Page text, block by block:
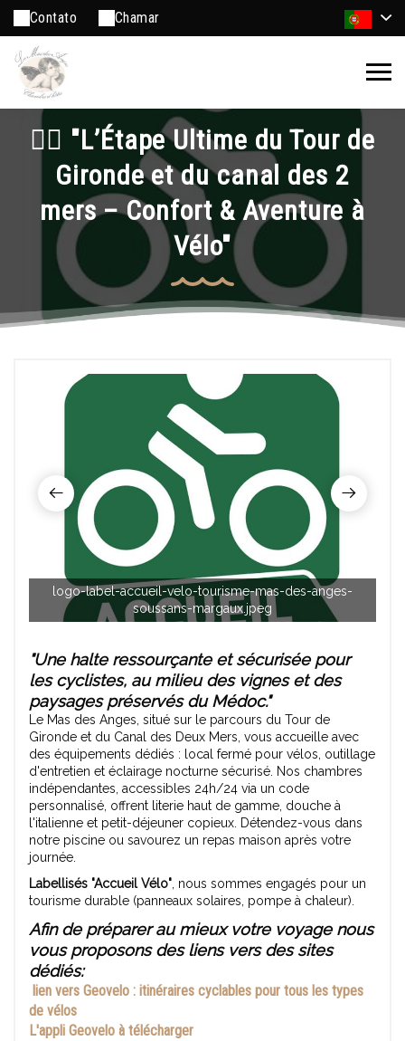
Contato Chamar
🚴‍♂️ "L’Étape Ultime du Tour de
Gironde et du canal des 2
mers – Confort & Aventure à
Vélo"
logo-label-accueil-velo-tourisme-mas-des-anges-
soussans-margaux.jpeg
"Une halte ressourçante et sécurisée pour
les cyclistes, au milieu des vignes et des
paysages préservés du Médoc."
Le Mas des Anges, situé sur le parcours du Tour de
Gironde et du Canal des Deux Mers, vous accueille avec
des équipements dédiés : local fermé pour vélos, outillage
d'entretien et éclairage nocturne sécurisé. Nos chambres
indépendantes, accessibles 24h/24 via un code
personnalisé, offrent literie haut de gamme, douche à
l'italienne et petit-déjeuner copieux. Détendez-vous dans
notre piscine ou savourez un repas maison après votre
journée.
Labellisés "Accueil Vélo", nous sommes engagés pour un
tourisme durable (panneaux solaires, pompe à chaleur).
Afin de préparer au mieux votre voyage nous
vous proposons des liens vers des sites
dédiés:
lien vers Geovelo : itinéraires cyclables pour tous les types
de vélos
L'appli Geovelo à télécharger